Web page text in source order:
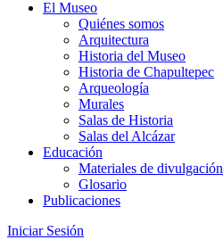
El Museo
Quiénes somos
Arquitectura
Historia del Museo
Historia de Chapultepec
Arqueología
Murales
Salas de Historia
Salas del Alcázar
Educación
Materiales de divulgación
Glosario
Publicaciones
Iniciar Sesión